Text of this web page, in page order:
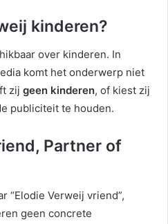
kinderen?
over kinderen. In
komt het onderwerp niet
zij geen kinderen, of kiest zij
publiciteit te houden.
Partner of
“Elodie Verweij vriend”,
geen concrete